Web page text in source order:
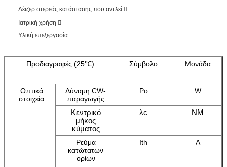
Λέιζερ στερεάς κατάστασης που αντλεί 
Ιατρική χρήση 
Υλική επεξεργασία
Προδιαγραφές (25℃) Σύμβολο Μονάδα
Οπτικά
στοιχεία
Δύναμη CW-
παραγωγής
Po W
Κεντρικό
μήκος
κύματος
λc NM
Ρεύμα
κατώτατων
ορίων
Ith Α